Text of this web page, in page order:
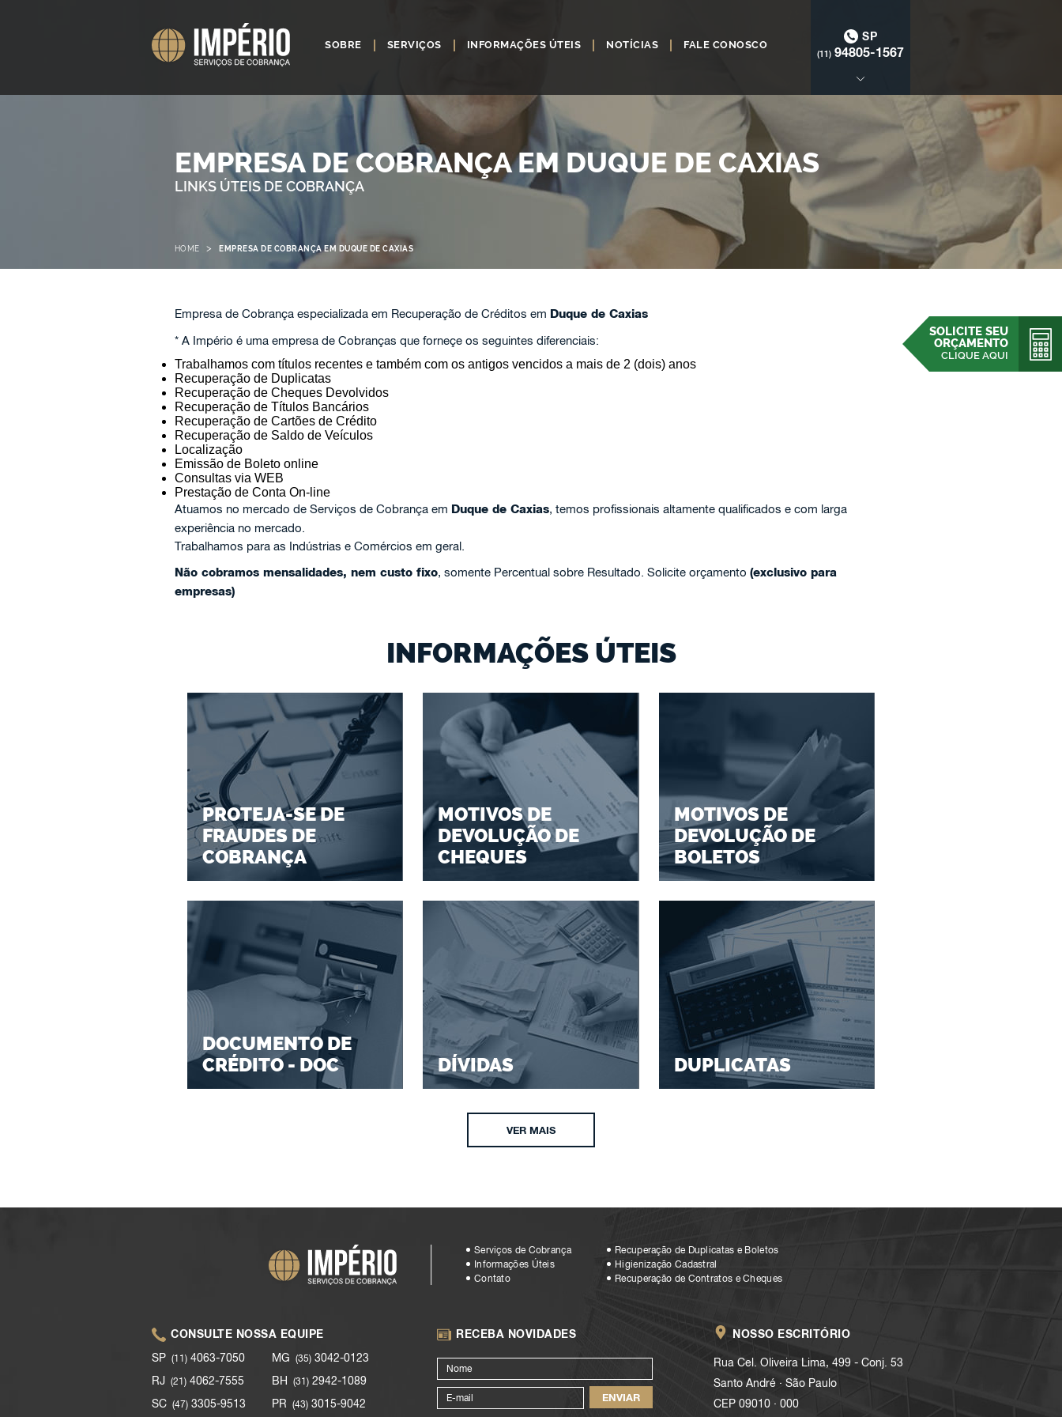
SOBRE SERVIÇOS INFORMAÇÕES ÚTEIS NOTÍCIAS FALE CONOSCO
SP
(11) 94805-1567
SOLICITE SEU
ORÇAMENTO
CLIQUE AQUI
EMPRESA DE COBRANÇA EM DUQUE DE CAXIAS
LINKS ÚTEIS DE COBRANÇA
HOME > EMPRESA DE COBRANÇA EM DUQUE DE CAXIAS
Empresa de Cobrança especializada em Recuperação de Créditos em Duque de Caxias
* A Império é uma empresa de Cobranças que forneçe os seguintes diferenciais:
Trabalhamos com títulos recentes e também com os antigos vencidos a mais de 2 (dois) anos
Recuperação de Duplicatas
Recuperação de Cheques Devolvidos
Recuperação de Títulos Bancários
Recuperação de Cartões de Crédito
Recuperação de Saldo de Veículos
Localização
Emissão de Boleto online
Consultas via WEB
Prestação de Conta On-line
Atuamos no mercado de Serviços de Cobrança em Duque de Caxias, temos profissionais altamente qualificados e com larga
experiência no mercado.
Trabalhamos para as Indústrias e Comércios em geral.
Não cobramos mensalidades, nem custo fixo, somente Percentual sobre Resultado. Solicite orçamento (exclusivo para
empresas)
INFORMAÇÕES ÚTEIS
PROTEJA-SE DE
FRAUDES DE
COBRANÇA
MOTIVOS DE
DEVOLUÇÃO DE
CHEQUES
MOTIVOS DE
DEVOLUÇÃO DE
BOLETOS
DOCUMENTO DE
CRÉDITO - DOC
DÍVIDAS DUPLICATAS
VER MAIS
Serviços de Cobrança
Informações Úteis
Contato
Recuperação de Duplicatas e Boletos
Higienização Cadastral
Recuperação de Contratos e Cheques
CONSULTE NOSSA EQUIPE
SP (11) 4063-7050
RJ (21) 4062-7555
SC (47) 3305-9513
MG (35) 3042-0123
BH (31) 2942-1089
PR (43) 3015-9042
RECEBA NOVIDADES NOSSO ESCRITÓRIO
Rua Cel. Oliveira Lima, 499 - Conj. 53
Santo André . São Paulo
CEP 09010 . 000